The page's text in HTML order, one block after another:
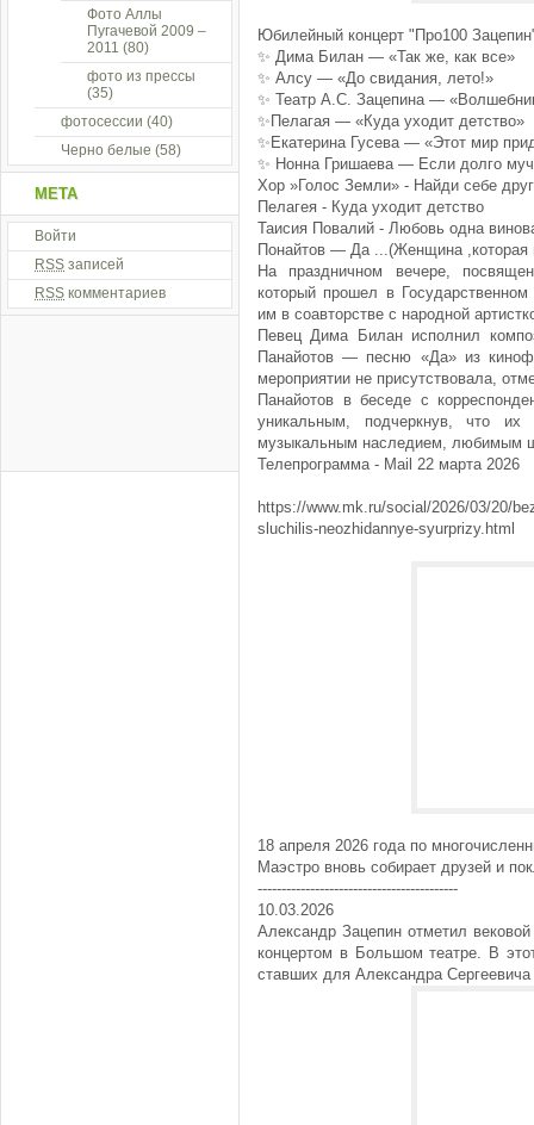
Юбилейный концерт "Про100
✨ Дима Билан — «Так же, как все»
✨ Алсу — «До свидания, лето!»
✨ Театр А.С. Зацепина —
✨Пелагая — «Куда уходит детство»
✨Екатерина Гусева — «Этот мир
✨ Нонна Гришаева — Если долго
Хор »Голос Земли» - Найди себе
Пелагея - Куда уходит детство
Таисия Повалий - Любовь одна
Понайтов — Да ...(Женщина ,которая
На праздничном вечере,
который прошел в
им в соавторстве с народной
Певец Дима Билан исполнил
Панайотов — песню «Да» из
мероприятии не присутствовала,
Панайотов в беседе с
уникальным, подчеркнув, что
музыкальным наследием, любимым
Телепрограмма - Mail 22 марта 2026
https://www.mk.ru/social/2026/03/20/
sluchilis-neozhidannye-syurprizy.html
18 апреля 2026 года по
Маэстро вновь собирает друзей и
------------------------------------------
10.03.2026
Александр Зацепин отметил
концертом в Большом театре. В
ставших для Александра
Фото Аллы
Пугачевой 2009 –
2011 (80)
фото из прессы
(35)
фотосессии (40)
Черно белые (58)
МЕТА
Войти
RSS записей
RSS комментариев